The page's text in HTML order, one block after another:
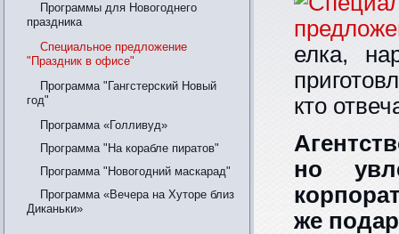
Программы для Новогоднего
праздника
Специальное предложение
"Праздник в офисе"
Программа "Гангстерский Новый
год"
Программа «Голливуд»
Программа "На корабле пиратов"
Программа "Новогодний маскарад"
Программа «Вечера на Хуторе близ
Диканьки»
елка,
кто
но
же